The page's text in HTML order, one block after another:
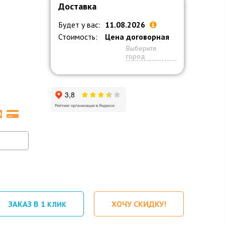
Доставка
Будет у вас: 11.08.2026
Стоимость:
Цена договорная
Выберите
город
ЗАКАЗ В 1 КЛИК ХОЧУ СКИДКУ!